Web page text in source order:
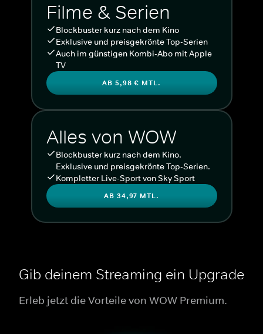
Filme & Serien
Blockbuster kurz nach dem Kino
Exklusive und preisgekrönte Top-Serien
Auch im günstigen Kombi-Abo mit Apple
TV
AB 5,98 € MTL.
Alles von WOW
Blockbuster kurz nach dem Kino.
Exklusive und preisgekrönte Top-Serien.
Kompletter Live-Sport von Sky Sport
AB 34,97 MTL.
Gib deinem Streaming ein Upgrade
Erleb jetzt die Vorteile von WOW Premium.